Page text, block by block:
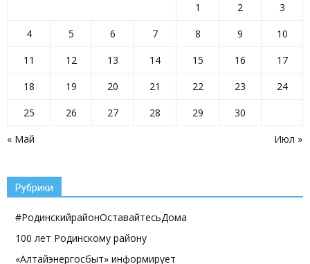
« Май Июл »
1 2
3
4
5 6 7 8 9
10
11
12 13 14 15 16
17
18
19 20 21 22 23
24
25
26 27 28 29 30
Рубрики
#РодинскийрайонОставайтесьДома
100 лет Родинскому району
«Алтайэнергосбыт» информирует